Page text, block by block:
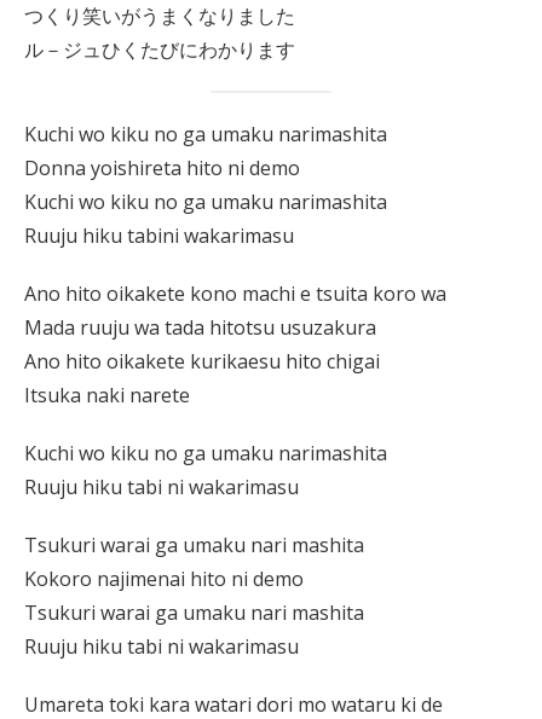
つくり笑いがうまくなりました
ル－ジュひくたびにわかります
Kuchi wo kiku no ga umaku narimashita
Donna yoishireta hito ni demo
Kuchi wo kiku no ga umaku narimashita
Ruuju hiku tabini wakarimasu
Ano hito oikakete kono machi e tsuita koro wa
Mada ruuju wa tada hitotsu usuzakura
Ano hito oikakete kurikaesu hito chigai
Itsuka naki narete
Kuchi wo kiku no ga umaku narimashita
Ruuju hiku tabi ni wakarimasu
Tsukuri warai ga umaku nari mashita
Kokoro najimenai hito ni demo
Tsukuri warai ga umaku nari mashita
Ruuju hiku tabi ni wakarimasu
Umareta toki kara watari dori mo wataru ki de